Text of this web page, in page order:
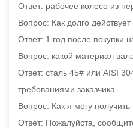
Ответ: рабочее колесо из
Вопрос: Как долго
Ответ: 1 год после покупки
Вопрос: какой материал
Ответ: сталь 45# или AISI
требованиями заказчика.
Вопрос: Как я могу получить
Ответ: Пожалуйста,